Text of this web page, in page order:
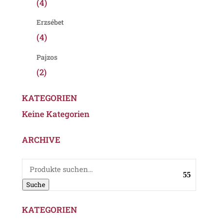
(4)
Erzsébet
(4)
Pajzos
(2)
KATEGORIEN
Keine Kategorien
ARCHIVE
Suche
nach:
Suche
KATEGORIEN